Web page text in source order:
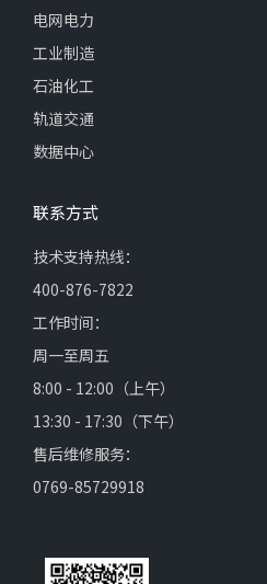
电网电力
工业制造
石油化工
轨道交通
数据中心
联系方式
技术支持热线：
400-876-7822
工作时间：
周一至周五
8:00 - 12:00（上午）
13:30 - 17:30（下午）
售后维修服务：
0769-85729918